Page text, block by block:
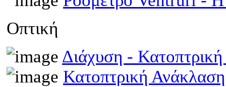
Οπτική
Διάχυση -
Κατοπτρική